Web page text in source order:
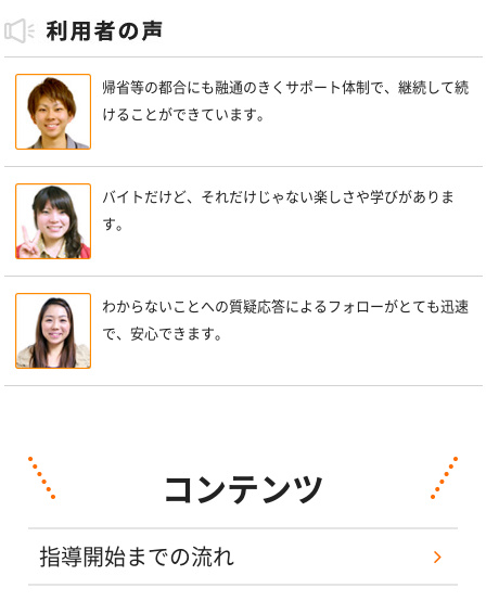
帰省等の都合にも融通のきくサポート体制で、継続して続
けることができています。
バイトだけど、それだけじゃない楽しさや学びがありま
す。
わからないことへの質疑応答によるフォローがとても迅速
で、安心できます。
コンテンツ
指導開始までの流れ